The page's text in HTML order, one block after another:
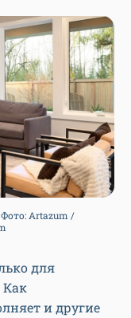
Artazum /
для
Как
и другие